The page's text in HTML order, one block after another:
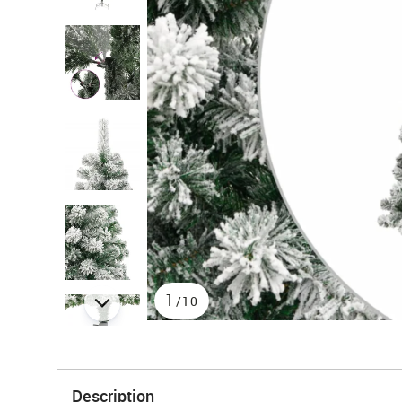
1 /10
Description